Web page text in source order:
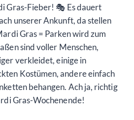
Gras-Fieber! 🎭 Es dauert
unserer Ankunft, da stellen
Gras = Parken wird zum
sind voller Menschen,
verkleidet, einige in
Kostümen, andere einfach
behangen. Ach ja, richtig
Gras-Wochenende!